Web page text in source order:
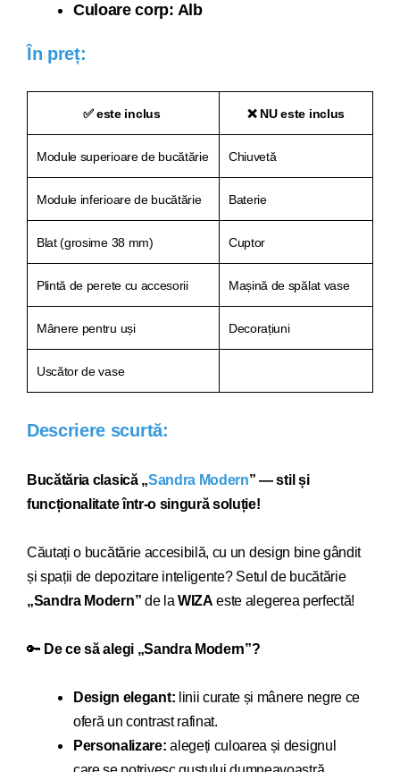
Culoare corp: Alb
În preț:
✅ este inclus ❌ NU este inclus
Module superioare de bucătărie Chiuvetă
Module inferioare de bucătărie Baterie
Blat (grosime 38 mm) Cuptor
Plintă de perete cu accesorii Mașină de spălat vase
Mânere pentru uși Decorațiuni
Uscător de vase
Descriere scurtă:
Bucătăria clasică „Sandra Modern” — stil și
funcționalitate într-o singură soluție!
Căutați o bucătărie accesibilă, cu un design bine gândit
și spații de depozitare inteligente? Setul de bucătărie
„SandraModern” de la WIZA este alegerea perfectă!
🔑 De ce să alegi „SandraModern”?
Design elegant: linii curate și mânere negre ce
oferă un contrast rafinat.
Personalizare: alegeți culoarea și designul